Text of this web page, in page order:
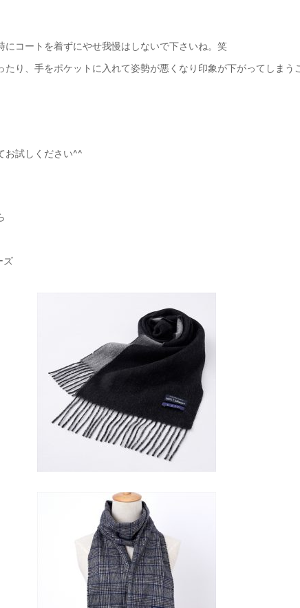
にコートを着ずにやせ我慢はしないで下さいね。笑
たり、手をポケットに入れて姿勢が悪くなり印象が下がってしまう
お試しください^^
ズ